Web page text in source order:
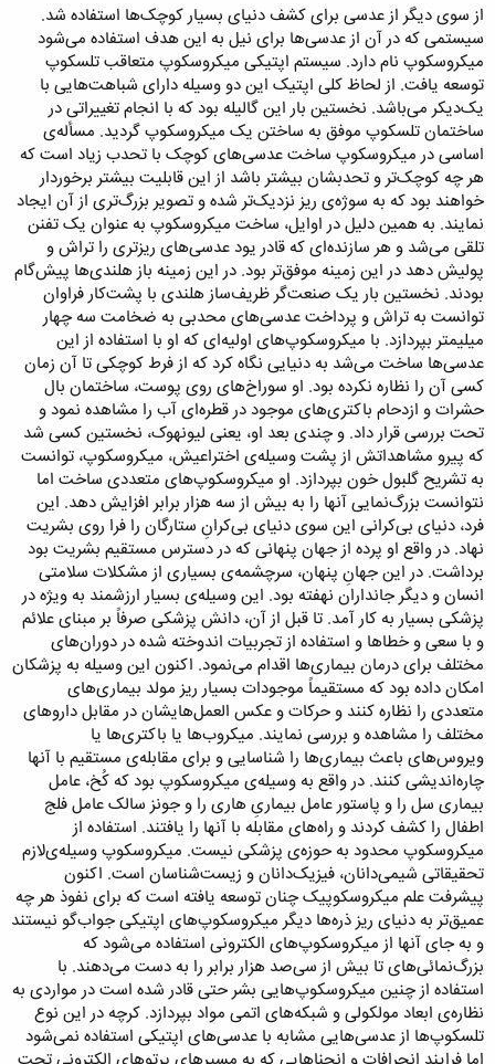
از سوی دیگر از عدسی برای کشف دنیای بسیار کوچک‌ها استفاده شد.
سیستمی که در آن از عدسی‌ها برای نیل به این هدف استفاده می‌شود
میکروسکوپ نام دارد. سیستم اپتیکی میکروسکوپ متعاقب تلسکوپ
توسعه یافت. از لحاظ کلی اپتیک این دو وسیله دارای شباهت‌هایی با
یک‌دیکر می‌باشد. نخستین بار این گالیله بود که با انجام تغییراتی در
ساختمان تلسکوپ موفق به ساختن یک میکروسکوپ گردید. مسأله‌ی
اساسی در میکروسکوپ ساخت عدسی‌های کوچک با تحدب زیاد است که
هر چه کوچک‌تر و تحدبشان بیشتر باشد از این قابلیت بیشتر برخوردار
خواهند بود که به سوژه‌ی ریز نزدیک‌تر شده و تصویر بزرگ‌تری از آن ایجاد
نمایند. به همین دلیل در اوایل، ساخت میکروسکوپ به عنوان یک تفنن
تلقی می‌شد و هر سازنده‌ای که قادر یود عدسی‌های ریزتری را تراش و
پولیش دهد در این زمینه موفق‌تر بود. در این زمینه باز هلندی‌ها پیش‌گام
بودند. نخستین بار یک صنعت‌گر ظریف‌ساز هلندی با پشت‌کار فراوان
توانست به تراش و پرداخت عدسی‌های محدبی به ضخامت سه چهار
میلیمتر بپردازد. با میکروسکوپ‌های اولیه‌ای که او با استفاده از این
عدسی‌ها ساخت می‌شد به دنیایی نگاه کرد که از فرط کوچکی تا آن زمان
کسی آن را نظاره نکرده بود. او سوراخ‌های روی پوست، ساختمان بال
حشرات و ازدحام باکتری‌های موجود در قطره‌ای آب را مشاهده نمود و
تحت بررسی قرار داد. و چندی بعد او، یعنی لیونهوک، نخستین کسی شد
که پیرو مشاهداتش از پشت وسیله‌ی اختراعیش، میکروسکوپ، توانست
به تشریح گلبول خون بپردازد. او میکروسکوپ‌های متعددی ساخت اما
نتوانست بزرگ‌نمایی آنها را به بیش از سه هزار برابر افزایش دهد. این
فرد، دنیای بی‌کرانی این سوی دنیای بی‌کرانِ ستارگان را فرا روی بشریت
نهاد. در واقع او پرده از جهان پنهانی که در دسترس مستقیم بشریت بود
برداشت. در این جهانِ پنهان، سرچشمه‌ی بسیاری از مشکلات سلامتی
انسان و دیگر جانداران نهفته بود. این وسیله‌ی بسیار ارزشمند به ویژه در
پزشکی بسیار به کار آمد. تا قبل از آن، دانش پزشکی صرفاً بر مبنای علائم
و با سعی و خطاها و استفاده از تجربیات اندوخته شده در دوران‌های
مختلف برای درمان بیماری‌ها اقدام می‌نمود. اکنون این وسیله به پزشکان
امکان داده بود که مستقیماً موجودات بسیار ریز مولد بیماری‌های
متعددی را نظاره کنند و حرکات و عکس العمل‌هایشان در مقابل داروهای
مختلف را مشاهده و بررسی نمایند. میکروب‌ها یا باکتری‌ها یا
ویروس‌های باعث بیماری‌ها را شناسایی و برای مقابله‌ی مستقیم با آنها
چاره‌اندیشی کنند. در واقع به وسیله‌ی میکروسکوپ بود که کُخ، عامل
بیماری سل را و پاستور عامل بیماریِ هاری را و جونز سالک عامل فلج
اطفال را کشف کردند و راه‌های مقابله با آنها را یافتند. استفاده از
میکروسکوپ محدود به حوزه‌ی پزشکی نیست. میکروسکوپ وسیله‌ی‌لازم
تحقیقاتی شیمی‌دانان، فیزیک‌دانان و زیست‌شناسان است. اکنون
پیشرفت علم میکروسکوپیک چنان توسعه یافته است که برای نفوذ هر چه
عمیق‌تر به دنیای ریز ذره‌ها دیگر میکروسکوپ‌های اپتیکی جواب‌گو نیستند
و به جای آنها از میکروسکوپ‌های الکترونی استفاده می‌شود که
بزرگ‌نمائی‌های تا بیش از سی‌صد هزار برابر را به دست می‌دهند. با
استفاده از چنین میکروسکوپ‌هایی بشر حتی قادر شده است در مواردی به
نظاره‌ی ابعاد مولکولی و شبکه‌های اتمی مواد بپردازد. کرچه در این نوع
تلسکوپ‌ها از عدسی‌هایی مشابه با عدسی‌های اپتیکی استفاده نمی‌شود